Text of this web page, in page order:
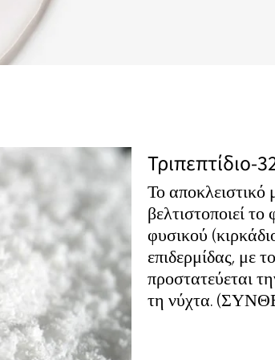
Τριπεπτίδιο-
Το αποκλειστικό
βελτιστοποιεί
φυσικού
επιδερμίδας, με
προστατεύεται
τη νύχτα.